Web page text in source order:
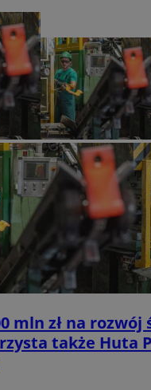
mln zł na rozwój
także Huta